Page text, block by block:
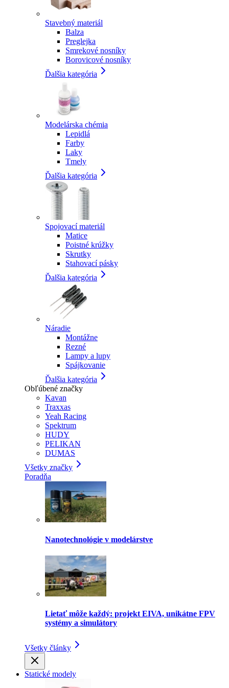
Stavebný materiál
Balza
Preglejka
Smrekové nosníky
Borovicové nosníky
Ďalšia kategória
Modelárska chémia
Lepidlá
Farby
Laky
Tmely
Ďalšia kategória
Spojovací materiál
Matice
Poistné krúžky
Skrutky
Stahovací pásky
Ďalšia kategória
Náradie
Montážne
Rezné
Lampy a lupy
Spájkovanie
Ďalšia kategória
Obľúbené značky
Kavan
Traxxas
Yeah Racing
Spektrum
HUDY
PELIKAN
DUMAS
Všetky značky
Poradňa
Nanotechnológie v modelárstve
Lietať môže každý: projekt EIVA, unikátne FPV
systémy a simulátory
Všetky články
Statické modely